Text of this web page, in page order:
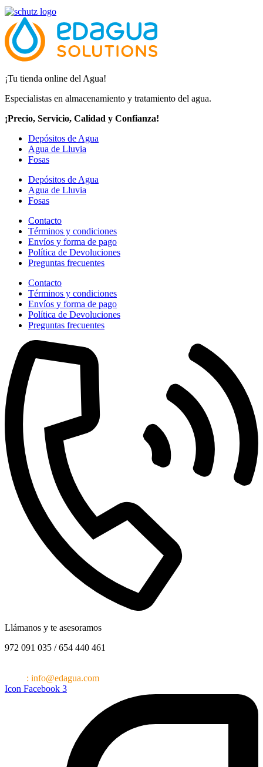
¡Tu tienda online del Agua!
Especialistas en almacenamiento y tratamiento del agua.
¡Precio, Servicio, Calidad y Confianza!
Depósitos de Agua
Agua de Lluvia
Fosas
Depósitos de Agua
Agua de Lluvia
Fosas
Contacto
Términos y condiciones
Envíos y forma de pago
Política de Devoluciones
Preguntas frecuentes
Contacto
Términos y condiciones
Envíos y forma de pago
Política de Devoluciones
Preguntas frecuentes
Llámanos y te asesoramos
972 091 035 / 654 440 461
: info@edagua.com
Icon Facebook 3